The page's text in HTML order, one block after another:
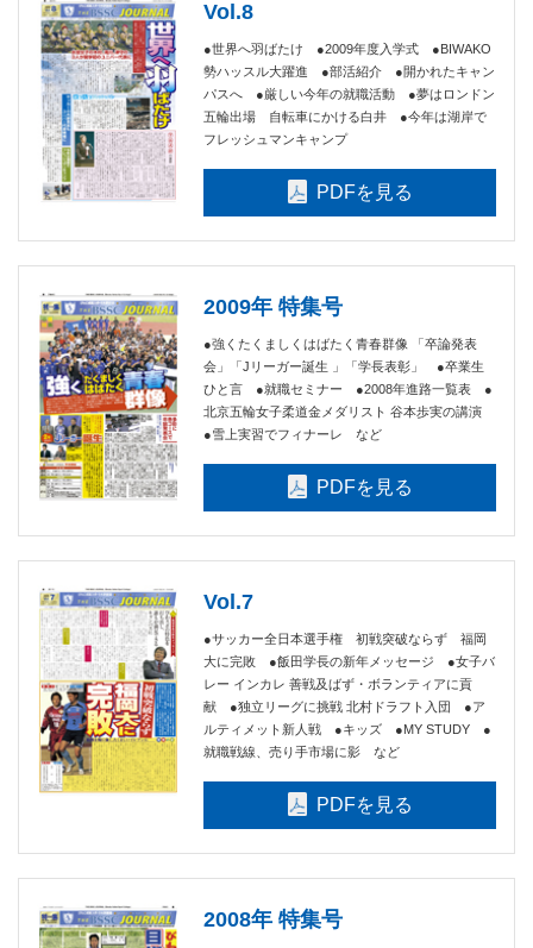
Vol.8
●世界へ羽ばたけ ●2009年度入学式 ●BIWAKO
勢ハッスル大躍進 ●部活紹介 ●開かれたキャン
パスへ ●厳しい今年の就職活動 ●夢はロンドン
五輪出場 自転車にかける白井 ●今年は湖岸で
フレッシュマンキャンプ
PDFを見る
2009年 特集号
●強くたくましくはばたく青春群像 「卒論発表
会」「Jリーガー誕生 」「学長表彰」 ●卒業生
ひと言 ●就職セミナー ●2008年進路一覧表 ●
北京五輪女子柔道金メダリスト 谷本歩実の講演
●雪上実習でフィナーレ など
PDFを見る
Vol.7
●サッカー全日本選手権 初戦突破ならず 福岡
大に完敗 ●飯田学長の新年メッセージ ●女子バ
レー インカレ 善戦及ばず・ボランティアに貢
献 ●独立リーグに挑戦 北村ドラフト入団 ●ア
ルティメット新人戦 ●キッズ ●MY STUDY ●
就職戦線、売り手市場に影 など
PDFを見る
2008年 特集号